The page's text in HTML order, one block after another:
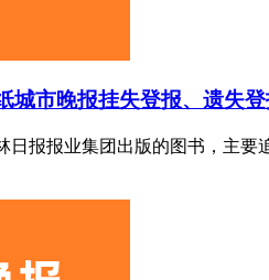
城市晚报挂失登报、遗失
日报报业集团出版的图书，主